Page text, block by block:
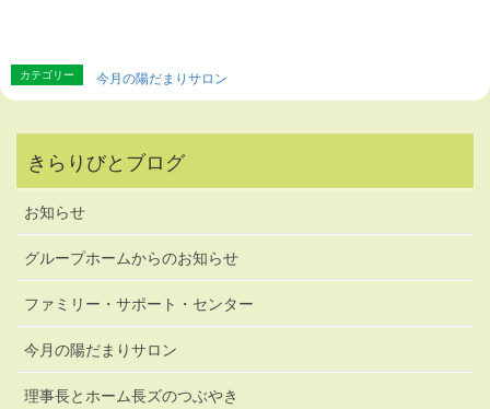
カテゴリー 今月の陽だまりサロン
きらりびとブログ
お知らせ
グループホームからのお知らせ
ファミリー・サポート・センター
今月の陽だまりサロン
理事長とホーム長ズのつぶやき